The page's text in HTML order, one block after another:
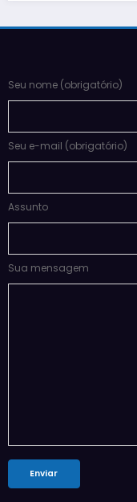
Seu e-mail (obrigatório)
Assunto
Sua mensagem
Fale Conosco